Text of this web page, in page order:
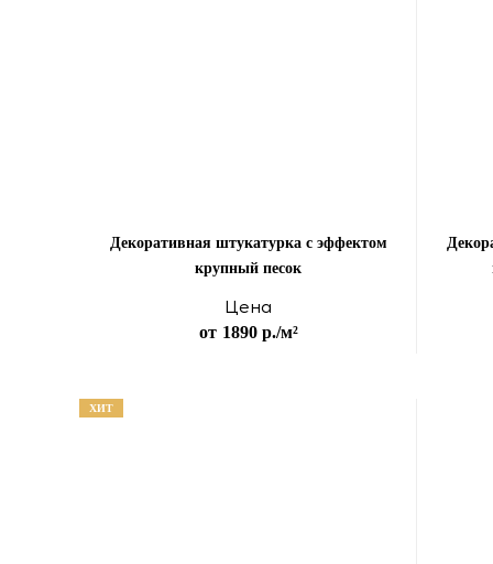
Декоративная штукатурка с эффектом
крупный песок
Цена
от 1890 р./м²
ХИТ